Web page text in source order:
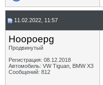
11.02.2022, 11:57
Hoopoepg
Продвинутый
Регистрация: 08.12.2018
Автомобиль: VW Tiguan, BMW X3
Сообщений: 812